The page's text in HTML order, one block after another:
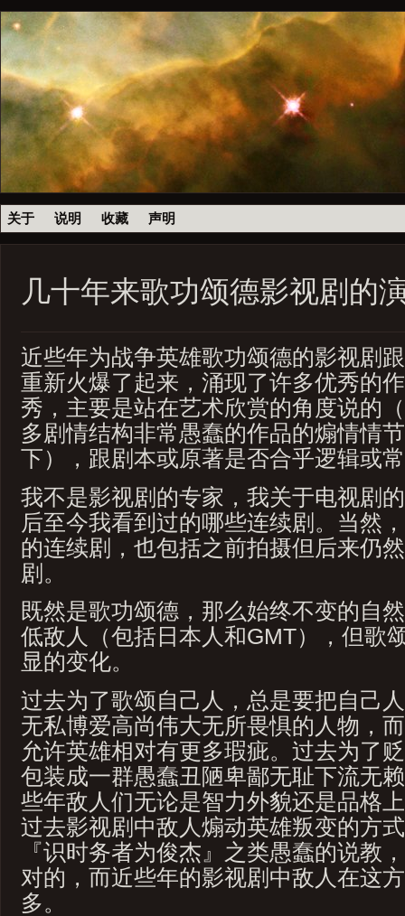
关于 说明 收藏 声明
几十年来歌功颂德影视剧的
近些年为战争英雄歌功颂德的影视剧
重新火爆了起来，涌现了许多优秀的
秀，主要是站在艺术欣赏的角度说的
多剧情结构非常愚蠢的作品的煽情情
下），跟剧本或原著是否合乎逻辑或
我不是影视剧的专家，我关于电视剧
后至今我看到过的哪些连续剧。当然
的连续剧，也包括之前拍摄但后来仍
剧。
既然是歌功颂德，那么始终不变的自
低敌人（包括日本人和GMT），但歌
显的变化。
过去为了歌颂自己人，总是要把自己
无私博爱高尚伟大无所畏惧的人物，
允许英雄相对有更多瑕疵。过去为了
包装成一群愚蠢丑陋卑鄙无耻下流无
些年敌人们无论是智力外貌还是品格
过去影视剧中敌人煽动英雄叛变的方
『识时务者为俊杰』之类愚蠢的说教
对的，而近些年的影视剧中敌人在这
多。